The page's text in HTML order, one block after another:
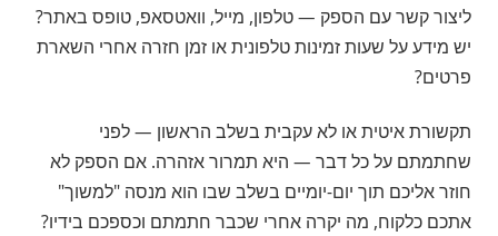
ליצור קשר עם הספק — טלפון, מייל, וואטסאפ, טופס באתר?
יש מידע על שעות זמינות טלפונית או זמן חזרה אחרי השארת
פרטים?
תקשורת איטית או לא עקבית בשלב הראשון — לפני
שחתמתם על כל דבר — היא תמרור אזהרה. אם הספק לא
חוזר אליכם תוך יום-יומיים בשלב שבו הוא מנסה "למשוך"
אתכם כלקוח, מה יקרה אחרי שכבר חתמתם וכספכם בידיו?